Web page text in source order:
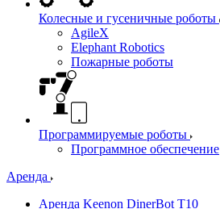
Колесные и гусеничные роботы
AgileX
Elephant Robotics
Пожарные роботы
Программируемые роботы
Программное обеспечение
Аренда
Аренда Keenon DinerBot T10